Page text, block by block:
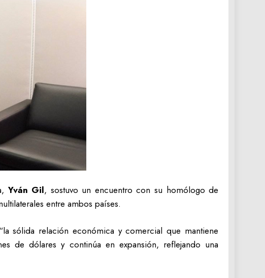
Yván Gil, sostuvo un encuentro con su homólogo de
entre ambos países.
sólida relación económica y comercial que mantiene
de dólares y continúa en expansión, reflejando una